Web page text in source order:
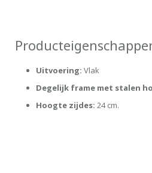
Uitvoering: Vlak
Degelijk frame met stalen
Hoogte zijdes: 24 cm.